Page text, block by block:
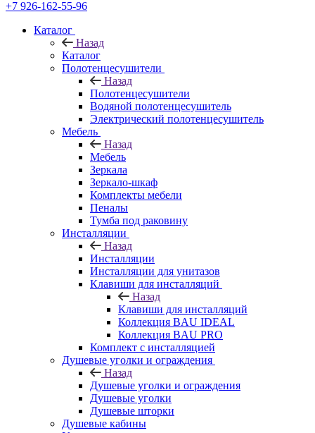
+7 926-162-55-96
Каталог
Назад
Каталог
Полотенцесушители
Назад
Полотенцесушители
Водяной полотенцесушитель
Электрический полотенцесушитель
Мебель
Назад
Мебель
Зеркала
Зеркало-шкаф
Комплекты мебели
Пеналы
Тумба под раковину
Инсталляции
Назад
Инсталляции
Инсталляции для унитазов
Клавиши для инсталляций
Назад
Клавиши для инсталляций
Коллекция BAU IDEAL
Коллекция BAU PRO
Комплект с инсталляцией
Душевые уголки и ограждения
Назад
Душевые уголки и ограждения
Душевые уголки
Душевые шторки
Душевые кабины